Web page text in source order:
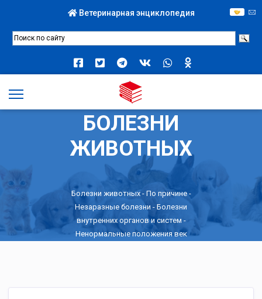
Ветеринарная энциклопедия
БОЛЕЗНИ
ЖИВОТНЫХ
Болезни животных - По причине-
Незаразные болезни - Болезни
внутренних органов и систем -
Ненормальные положения век